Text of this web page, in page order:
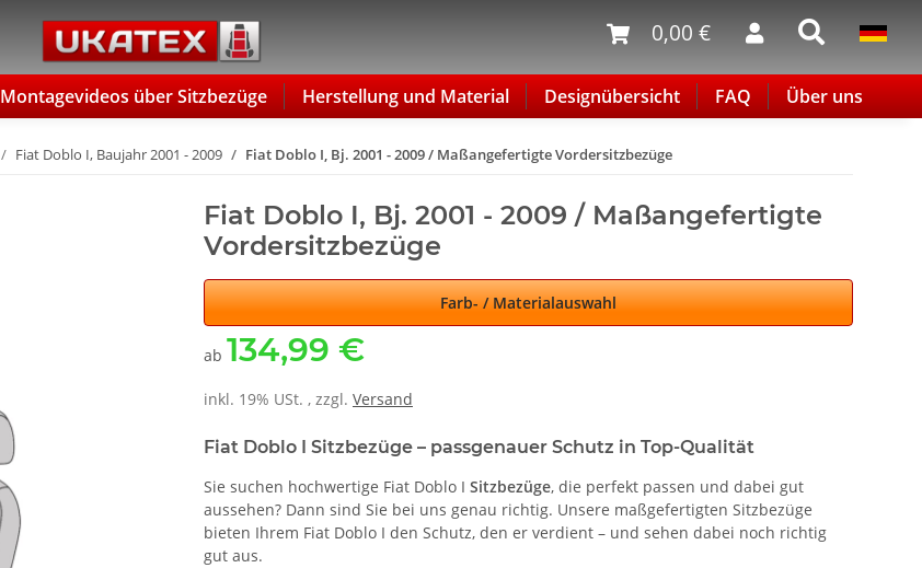
0,00 €
Montagevideos über Sitzbezüge Herstellung und Material Designübersicht FAQ Über uns
Fiat Doblo I, Baujahr 2001 - 2009 Fiat Doblo I, Bj. 2001 - 2009 / Maßangefertigte Vordersitzbezüge
Fiat Doblo I, Bj. 2001 - 2009 / Maßangefertigte
Vordersitzbezüge
Farb- / Materialauswahl
ab 134,99 €
inkl. 19% USt. , zzgl. Versand
Fiat Doblo I Sitzbezüge – passgenauer Schutz in Top-Qualität
Sie suchen hochwertige Fiat Doblo I Sitzbezüge, die perfekt passen und dabei gut
aussehen? Dann sind Sie bei uns genau richtig. Unsere maßgefertigten Sitzbezüge
bieten Ihrem Fiat Doblo I den Schutz, den er verdient – und sehen dabei noch richtig
gut aus.